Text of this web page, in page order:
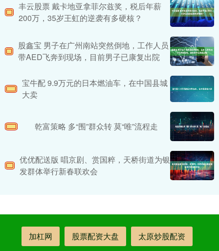
丰云股票 戴卡地亚拿菲尔兹奖，税后年薪
200万，35岁王虹的逆袭有多硬核？
股鑫宝 男子在广州南站突然倒地，工作人员
带AED飞奔到现场，目前男子已康复出院
宝牛配 9.9万元的日本燃油车，在中国县城
大卖
乾富策略 多“围”群众转 莫“唯”流程走
优优配送版 唱京剧、赏国粹，天桥街道为银
发群体举行新春联欢会
加杠网 股票配资大盘 太原炒股配资